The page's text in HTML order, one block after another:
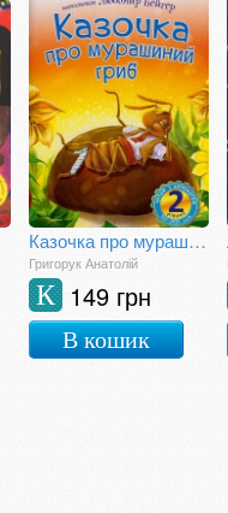
Казочка про мурашиний гриб : 2 - читаю самостійно
Григорук Анатолій
149 грн
К
В кошик